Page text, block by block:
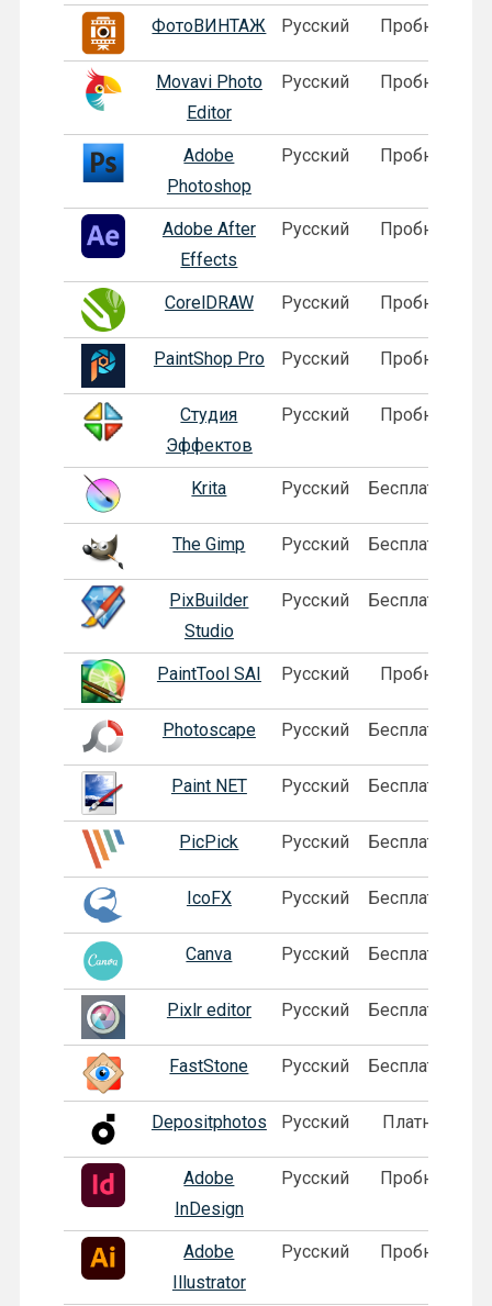
ФотоВИНТАЖ Русский Пробная
Movavi Photo
Editor
Русский Пробная
Adobe
Photoshop
Русский Пробная
Adobe After
Effects
Русский Пробная
CorelDRAW Русский Пробная
PaintShop Pro Русский Пробная
Студия
Эффектов
Русский Пробная
Krita Русский Бесплатная
The Gimp Русский Бесплатная
PixBuilder
Studio
Русский Бесплатная
PaintTool SAI Русский Пробная
Photoscape Русский Бесплатная
Paint NET Русский Бесплатная
PicPick Русский Бесплатная
IcoFX Русский Бесплатная
Canva Русский Бесплатная
Pixlr editor Русский Бесплатная
FastStone Русский Бесплатная
Depositphotos Русский Платная
Adobe
InDesign
Русский Пробная
Adobe
Illustrator
Русский Пробная